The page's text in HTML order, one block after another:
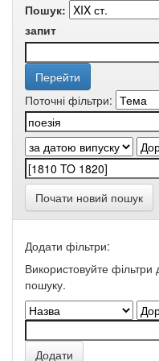
Пошук:
запит
Поточні фільтри:
Почати новий пошук
Додати фільтри:
Використовуйте фільтри
пошуку.